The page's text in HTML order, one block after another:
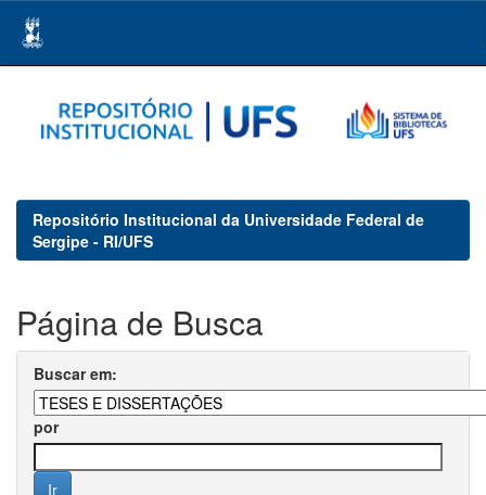
navigation
Repositório Institucional da Universidade Federal de
Sergipe - RI/UFS
Página de Busca
Buscar em:
por